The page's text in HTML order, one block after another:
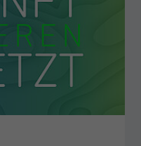
der Webseite mit, ob
Backend